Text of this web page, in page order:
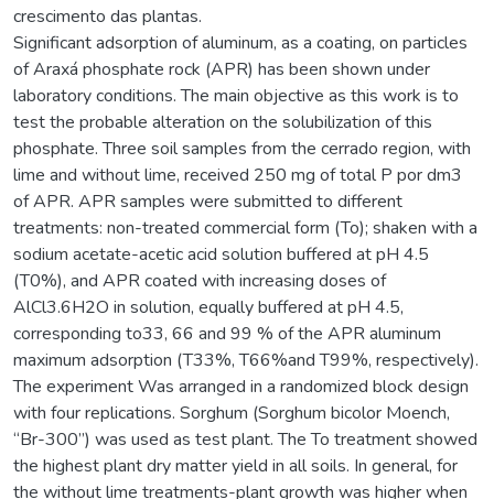
crescimento das plantas.
Significant adsorption of aluminum, as a coating, on particles
of Araxá phosphate rock (APR) has been shown under
laboratory conditions. The main objective as this work is to
test the probable alteration on the solubilization of this
phosphate. Three soil samples from the cerrado region, with
lime and without lime, received 250 mg of total P por dm3
of APR. APR samples were submitted to different
treatments: non-treated commercial form (To); shaken with a
sodium acetate-acetic acid solution buffered at pH 4.5
(T0%), and APR coated with increasing doses of
AlCl3.6H2O in solution, equally buffered at pH 4.5,
corresponding to33, 66 and 99 % of the APR aluminum
maximum adsorption (T33%, T66%and T99%, respectively).
The experiment Was arranged in a randomized block design
with four replications. Sorghum (Sorghum bicolor Moench,
“Br-300”) was used as test plant. The To treatment showed
the highest plant dry matter yield in all soils. In general, for
the without lime treatments-plant growth was higher when